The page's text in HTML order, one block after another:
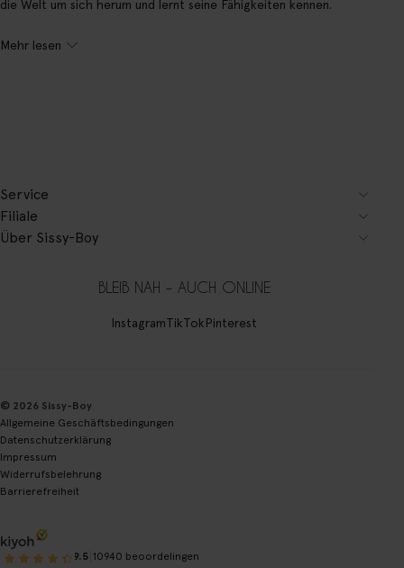
die Welt um sich herum und lernt seine Fähigkeiten kennen.
Mehr lesen
Service
Filiale
Über Sissy-Boy
BLEIB NAH – AUCH ONLINE
InstagramTikTokPinterest
© 2026 Sissy-Boy
Allgemeine Geschäftsbedingungen
Datenschutzerklärung
Impressum
Widerrufsbelehrung
Barrierefreiheit
9.5 10940 beoordelingen